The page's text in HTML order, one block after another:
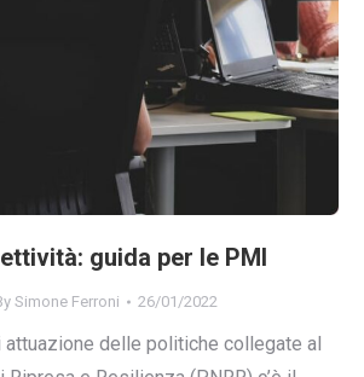
guida per le PMI
Simone Ferroni 26/01/2022
delle politiche collegate al